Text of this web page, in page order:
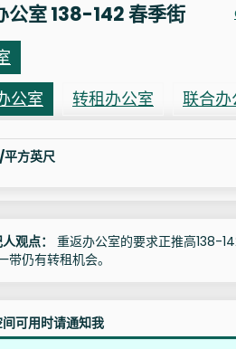
公室 138-142 春季街
公室
转租办公室 联合办
方英尺
观点：
重返办公室的要求正推高138-
带仍有转租机会。
可用时请通知我